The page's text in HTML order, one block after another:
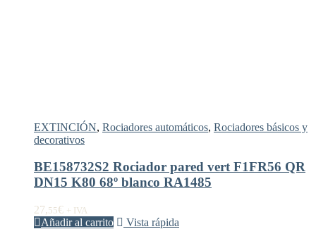
EXTINCIÓN, Rociadores automáticos, Rociadores básicos y
decorativos
BE158732S2 Rociador pared vert F1FR56 QR
DN15 K80 68º blanco RA1485
27,55€ + IVA
Añadir al carrito Vista rápida